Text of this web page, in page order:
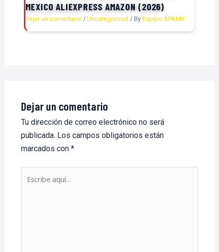
MEXICO ALIEXPRESS AMAZON (2026)
Dejar un comentario / Uncategorized / By Equipo APAMX
Dejar un comentario
Tu dirección de correo electrónico no será
publicada. Los campos obligatorios están
marcados con *